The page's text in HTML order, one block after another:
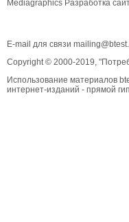
Mediagraphics Разработка
E-mail для связи
Copyright © 2000-2019,
Использование материалов
интернет-изданий - прямой